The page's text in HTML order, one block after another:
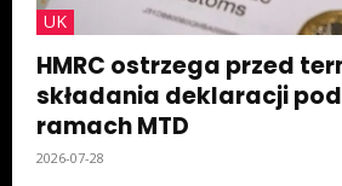
UK
HMRC ostrzega przed
składania deklaracji
ramach MTD
2026-07-28